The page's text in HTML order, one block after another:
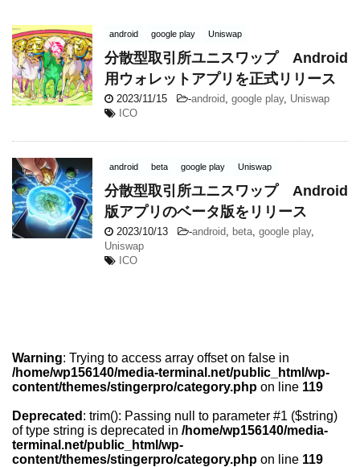
android google play Uniswap
分散型取引所ユニスワップ Android
用ウォレットアプリを正式リリース
2023/11/15 -android google play, Uniswap
ICO
android beta google play Uniswap
分散型取引所ユニスワップ Android
版アプリのベータ版をリリース
2023/10/13 -android beta google play,
Uniswap
ICO
Warning: Trying to access array offset on false in
/home/wp156140/media-terminal.net/public_html/wp-
content/themes/stingerpro/category.php on line 119
Deprecated : trim(): Passing null to parameter #1 ($string)
of type string is deprecated in /home/wp156140/media-
terminal.net/public_html/wp-
content/themes/stingerpro/category.php on line 119